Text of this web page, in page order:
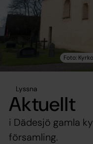
Lyssna
Aktuellt
i Dädesjö gamla
församling.